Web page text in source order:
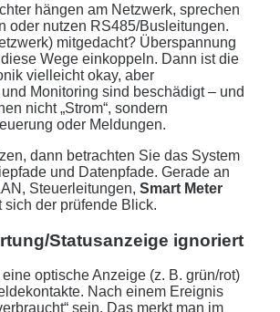
hängen am Netzwerk, sprechen
oder nutzen RS485/Busleitungen.
mitgedacht? Überspannung
Wege einkoppeln. Dann ist die
vielleicht okay, aber
Monitoring sind beschädigt – und
nicht „Strom“, sondern
oder Meldungen.
dann betrachten Sie das System
und Datenpfade. Gerade an
Steuerleitungen, Smart Meter
sich der prüfende Blick.
Statusanzeige ignoriert
optische Anzeige (z. B. grün/rot)
Nach einem Ereignis
sein. Das merkt man im